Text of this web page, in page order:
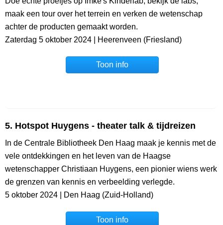
maak een tour over het terrein en verken de wetenschap
achter de producten gemaakt worden.
Zaterdag 5 oktober 2024 | Heerenveen (Friesland)
Toon info
5. Hotspot Huygens - theater talk & tijdreizen
In de Centrale Bibliotheek Den Haag maak je kennis met de
vele ontdekkingen en het leven van de Haagse
wetenschapper Christiaan Huygens, een pionier wiens werk
de grenzen van kennis en verbeelding verlegde.
5 oktober 2024 | Den Haag (Zuid-Holland)
Toon info